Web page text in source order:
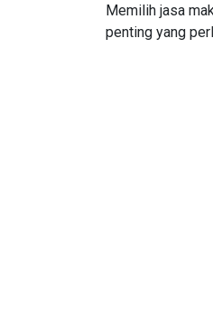
Memilih jasa
penting yang